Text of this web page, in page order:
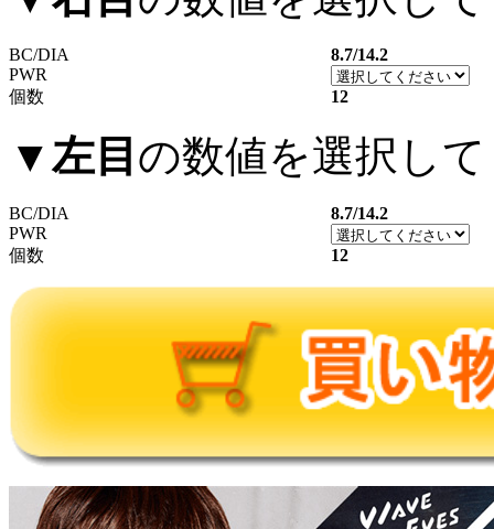
BC/DIA
8.7/14.2
PWR
個数
12
▼左目 の数値を選択し
BC/DIA
8.7/14.2
PWR
個数
12